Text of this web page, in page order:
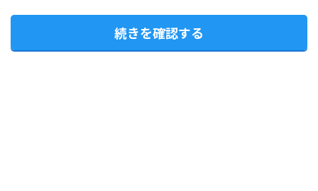
続きを確認する